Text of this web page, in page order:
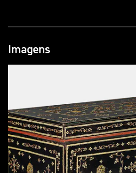
descentralização e
as coleções permanentes
consonância com as
museu que não se limita ao
outra ponta, o grande
da região oeste, que pode
esse rico acervo”, afirma a
da Cultura, Luciana
Imagens